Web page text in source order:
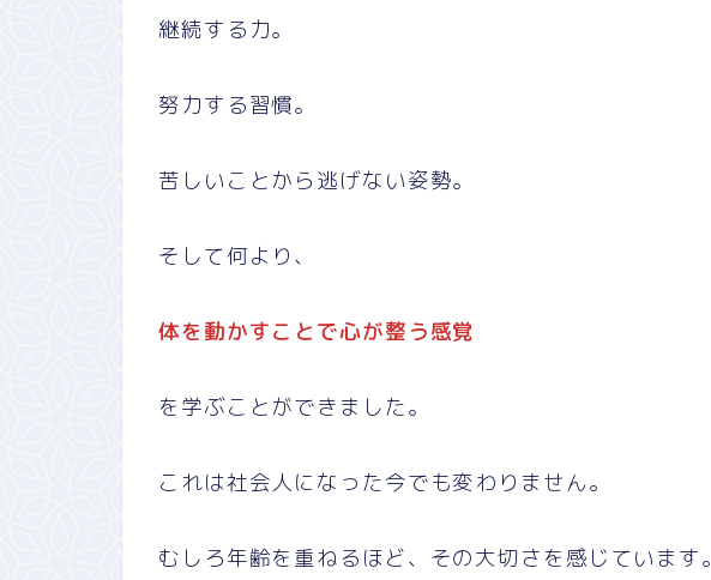
継続する力。
努力する習慣。
苦しいことから逃げない姿勢。
そして何より、
体を動かすことで心が整う感覚
を学ぶことができました。
これは社会人になった今でも変わりません。
むしろ年齢を重ねるほど、その大切さを感じています。